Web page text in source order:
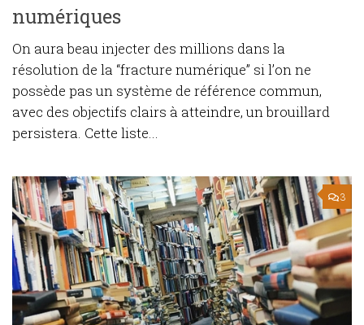
numériques
On aura beau injecter des millions dans la
résolution de la “fracture numérique” si l’on ne
possède pas un système de référence commun,
avec des objectifs clairs à atteindre, un brouillard
persistera. Cette liste...
3